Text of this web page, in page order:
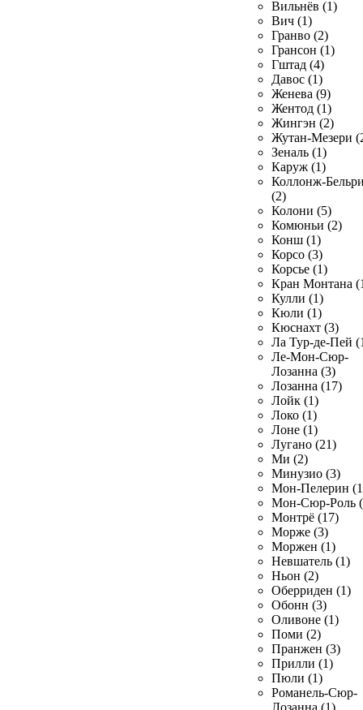
Вильнёв (1)
Вич (1)
Гранво (2)
Грансон (1)
Гштад (4)
Давос (1)
Женева (9)
Жентод (1)
Жингэн (2)
Жутан-Мезери
Зеналь (1)
Каруж (1)
Коллонж-
(2)
Колони (5)
Комюньи (2)
Конш (1)
Корсо (3)
Корсье (1)
Кран Монтана
Кулли (1)
Кюли (1)
Кюснахт (3)
Ла Тур-де-Пей
Ле-Мон-Сюр-
Лозанна (3)
Лозанна (17)
Лойк (1)
Локо (1)
Лоне (1)
Лугано (21)
Ми (2)
Минузио (3)
Мон-Пелерин
Мон-Сюр-Роль
Монтрё (17)
Морже (3)
Моржен (1)
Невшатель (1)
Ньон (2)
Оберриден (1)
Обонн (3)
Оливоне (1)
Поми (2)
Пранжен (3)
Прилли (1)
Пюли (1)
Романель-Сюр-
Лозанна (1)